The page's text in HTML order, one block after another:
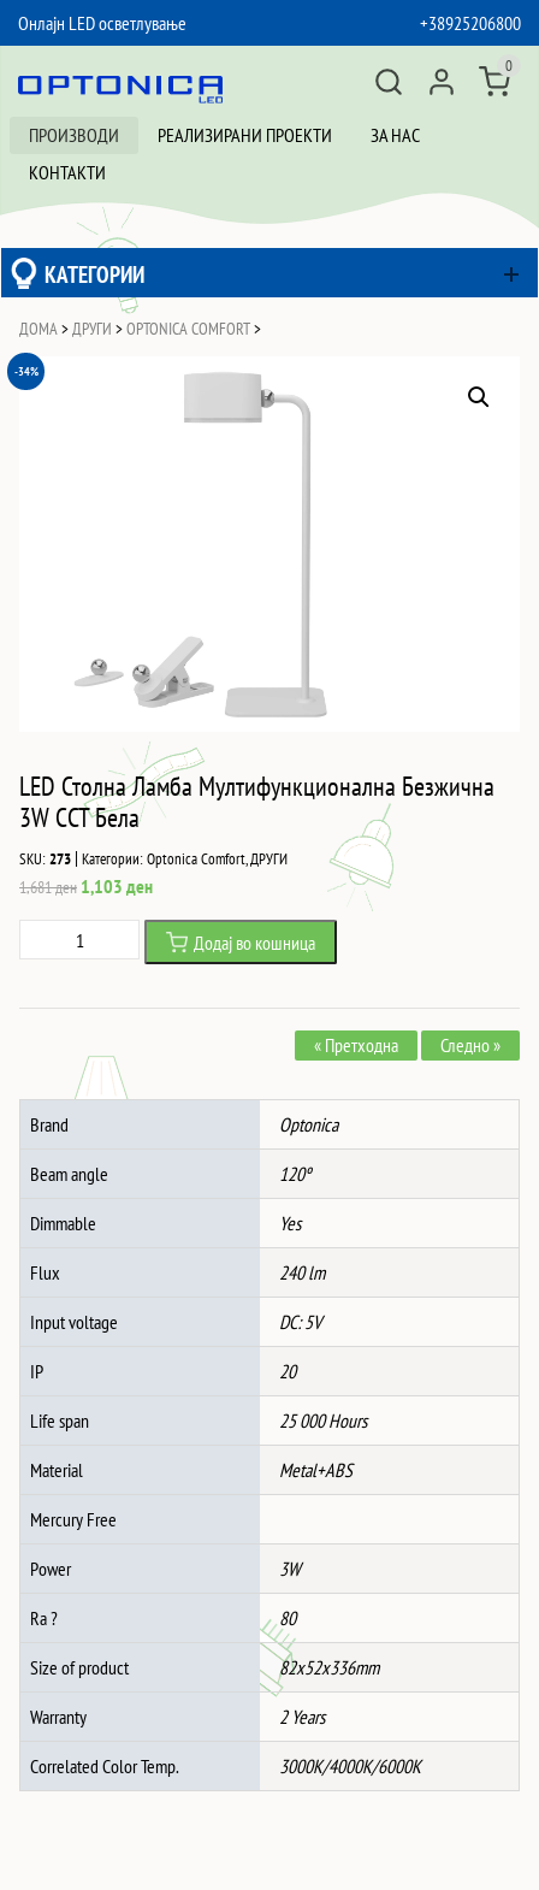
Онлајн LED осветлување
+38925206800
ПРОИЗВОДИ РЕАЛИЗИРАНИ ПРОЕКТИ
ЗА НАС
КОНТАКТИ
0
КАТЕГОРИИ
ДОМА > ДРУГИ >OPTONICA COMFORT>
-34%
LED Столна Ламба Мултифункционална Безжична
3W CCT Бела
SKU:273 | Категории:Optonica Comfort,ДРУГИ
1,681ден Original
was:
1,681 ден.
1,103 денCurrent
price
1,103 ден.
Столна
CCT
Бела
количина
Додај во кошница
« Претходна Следно »
Brand Optonica
Beam angle 120º
Dimmable Yes
Flux 240 lm
Input voltage DC: 5V
IP 20
Life span 25 000 Hours
Material Metal+ABS
Mercury Free
Power 3W
Ra ? 80
Size of product 82x52x336mm
Warranty 2 Years
Correlated Color Temp. 3000K/4000K/6000K